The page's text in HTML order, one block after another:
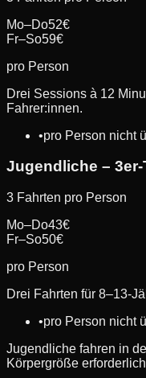
Mo–Do52€
Fr–So59€
pro Person
Drei Sessions à 12
Fahrer:innen.
•pro Person nicht
Jugendliche –
3 Fahrten pro Person
Mo–Do43€
Fr–So50€
pro Person
Drei Fahrten für 8–13-
•pro Person nicht
Jugendliche fahren in
Körpergröße